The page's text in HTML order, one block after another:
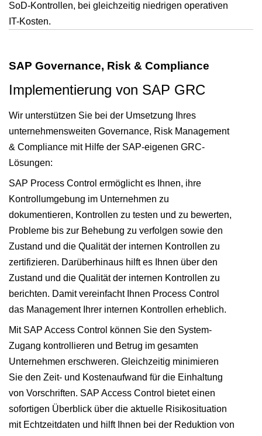
SoD-Kontrollen, bei gleichzeitig niedrigen operativen
IT-Kosten.
SAP Governance, Risk & Compliance
Implementierung von SAP GRC
Wir unterstützen Sie bei der Umsetzung Ihres
unternehmensweiten Governance, Risk Management
& Compliance mit Hilfe der SAP-eigenen GRC-
Lösungen:
SAP Process Control ermöglicht es Ihnen, ihre
Kontrollumgebung im Unternehmen zu
dokumentieren, Kontrollen zu testen und zu bewerten,
Probleme bis zur Behebung zu verfolgen sowie den
Zustand und die Qualität der internen Kontrollen zu
zertifizieren. Darüberhinaus hilft es Ihnen über den
Zustand und die Qualität der internen Kontrollen zu
berichten. Damit vereinfacht Ihnen Process Control
das Management Ihrer internen Kontrollen erheblich.
Mit SAP Access Control können Sie den System-
Zugang kontrollieren und Betrug im gesamten
Unternehmen erschweren. Gleichzeitig minimieren
Sie den Zeit- und Kostenaufwand für die Einhaltung
von Vorschriften. SAP Access Control bietet einen
sofortigen Überblick über die aktuelle Risikosituation
mit Echtzeitdaten und hilft Ihnen bei der Reduktion von